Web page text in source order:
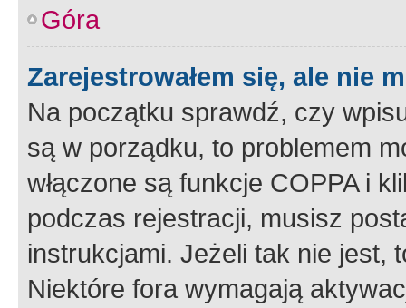
Góra
Zarejestrowałem się, ale nie
Na początku sprawdź, czy
są w porządku, to problemem
włączone są funkcje COPPA i
podczas rejestracji, musisz
instrukcjami. Jeżeli tak nie jest,
Niektóre fora wymagają